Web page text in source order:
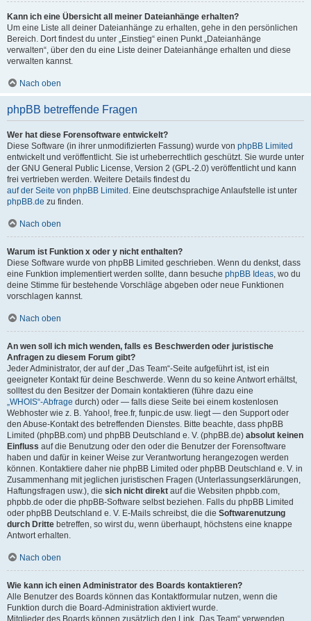
Kann ich eine Übersicht all meiner Dateianhänge erhalten?
Um eine Liste all deiner Dateianhänge zu erhalten, gehe in den persönlichen
Bereich. Dort findest du unter „Einstieg“ einen Punkt „Dateianhänge
verwalten“, über den du eine Liste deiner Dateianhänge erhalten und diese
verwalten kannst.
Nach oben
phpBB betreffende Fragen
Wer hat diese Forensoftware entwickelt?
Diese Software (in ihrer unmodifizierten Fassung) wurde von phpBB Limited
entwickelt und veröffentlicht. Sie ist urheberrechtlich geschützt. Sie wurde unter
der GNU General Public License, Version 2 (GPL-2.0) veröffentlicht und kann
frei vertrieben werden. Weitere Details findest du
auf der Seite von phpBB Limited . Eine deutschsprachige Anlaufstelle ist unter
phpBB.de zu finden.
Nach oben
Warum ist Funktion x oder y nicht enthalten?
Diese Software wurde von phpBB Limited geschrieben. Wenn du denkst, dass
eine Funktion implementiert werden sollte, dann besuche phpBB Ideas, wo du
deine Stimme für bestehende Vorschläge abgeben oder neue Funktionen
vorschlagen kannst.
Nach oben
An wen soll ich mich wenden, falls es Beschwerden oder juristische
Anfragen zu diesem Forum gibt?
Jeder Administrator, der auf der „Das Team“-Seite aufgeführt ist, ist ein
geeigneter Kontakt für deine Beschwerde. Wenn du so keine Antwort erhältst,
solltest du den Besitzer der Domain kontaktieren (führe dazu eine
„WHOIS“-Abfrage durch) oder — falls diese Seite bei einem kostenlosen
Webhoster wie z. B. Yahoo!, free.fr, funpic.de usw. liegt — den Support oder
den Abuse-Kontakt des betreffenden Dienstes. Bitte beachte, dass phpBB
Limited (phpBB.com) und phpBB Deutschland e. V. (phpBB.de) absolut keinen
Einfluss auf die Benutzung oder den oder die Benutzer der Forensoftware
haben und dafür in keiner Weise zur Verantwortung herangezogen werden
können. Kontaktiere daher nie phpBB Limited oder phpBB Deutschland e. V. in
Zusammenhang mit jeglichen juristischen Fragen (Unterlassungserklärungen,
Haftungsfragen usw.), die sich nicht direkt auf die Websiten phpbb.com,
phpbb.de oder die phpBB-Software selbst beziehen. Falls du phpBB Limited
oder phpBB Deutschland e. V. E-Mails schreibst, die die Softwarenutzung
durch Dritte betreffen, so wirst du, wenn überhaupt, höchstens eine knappe
Antwort erhalten.
Nach oben
Wie kann ich einen Administrator des Boards kontaktieren?
Alle Benutzer des Boards können das Kontaktformular nutzen, wenn die
Funktion durch die Board-Administration aktiviert wurde.
Mitglieder des Boards können zusätzlich den Link „Das Team“ verwenden.